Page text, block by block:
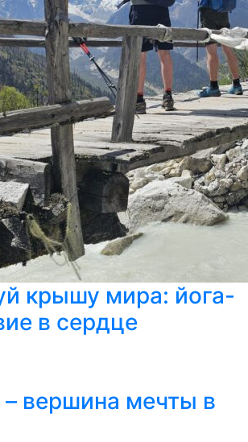
крышу мира: йога-
в сердце
вершина мечты в